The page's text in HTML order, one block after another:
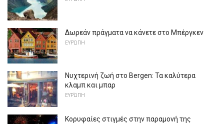
Δωρεάν πράγματα να κάνετε στο Μπέργκεν
ΕΥΡΏΠΗ
Νυχτερινή ζωή στο Bergen: Τα καλύτερα
κλαμπ και μπαρ
ΕΥΡΏΠΗ
Κορυφαίες στιγμές στην παραμονή της